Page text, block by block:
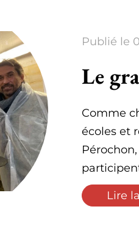
Publié le
Le
Comme
écoles et
Lire